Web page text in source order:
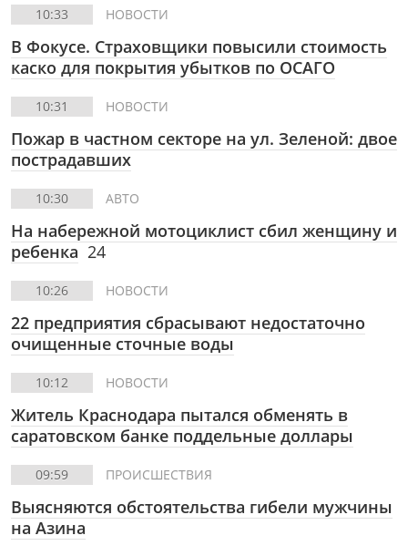
10:33 НОВОСТИ
В Фокусе. Страховщики повысили стоимость
каско для покрытия убытков по ОСАГО
10:31 НОВОСТИ
Пожар в частном секторе на ул. Зеленой: двое
пострадавших
10:30 АВТО
На набережной мотоциклист сбил женщину и
ребенка 24
10:26 НОВОСТИ
22 предприятия сбрасывают недостаточно
очищенные сточные воды
10:12 НОВОСТИ
Житель Краснодара пытался обменять в
саратовском банке поддельные доллары
09:59 ПРОИСШЕСТВИЯ
Выясняются обстоятельства гибели мужчины
на Азина